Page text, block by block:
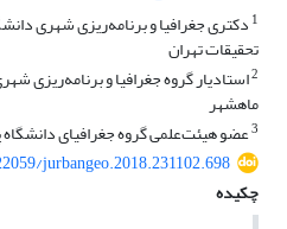
1 دکتری جغرافیا و برنامه‌ریزی شهری
تحقیقات تهران
2استادیار گروه جغرافیا و برنامه‌ریزی
ماهشهر
3عضو هیئت‌علمی گروه جغرافیای دانشگاه
jurbangeo.2018.231102.698
چکیده